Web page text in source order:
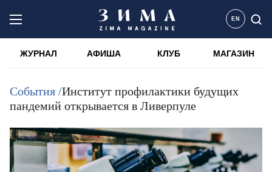
EN
ЖУРНАЛ АФИША КЛУБ МАГАЗИН
События /Институт профилактики будущих
пандемий открывается в Ливерпуле